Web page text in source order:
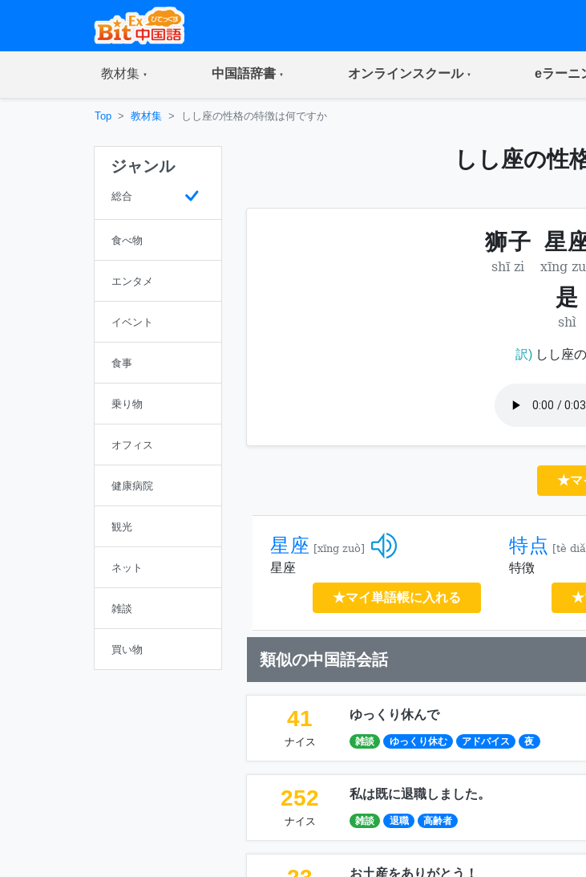
教材集(current) 中国語辞書(current) オンラインスクール(current) eラーニ
Top 教材集 しし座の性格の特徴は何ですか
ジャンル
総合
食べ物
エンタメ
イベント
食事
乗り物
オフィス
健康病院
観光
ネット
雑談
買い物
しし座の性
狮子 星
shī zi xīng
是
shì
訳)しし座
★マ
星座 [xīng zuò]
星座
★マイ単語帳に入れる
特点 [tè
特徴
★
類似の中国語会話
41
ナイス
ゆっくり休んで
雑談 ゆっくり休む アドバイス 夜
252
ナイス
私は既に退職しました。
雑談 退職 高齢者
お土産をありがとう！